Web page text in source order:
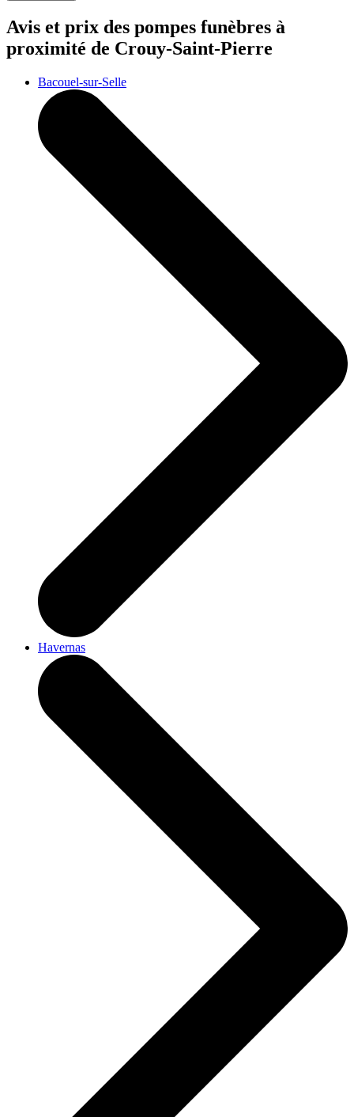
Avis et prix des pompes funèbres à
proximité de Crouy-Saint-Pierre
Bacouel-sur-Selle
Havernas